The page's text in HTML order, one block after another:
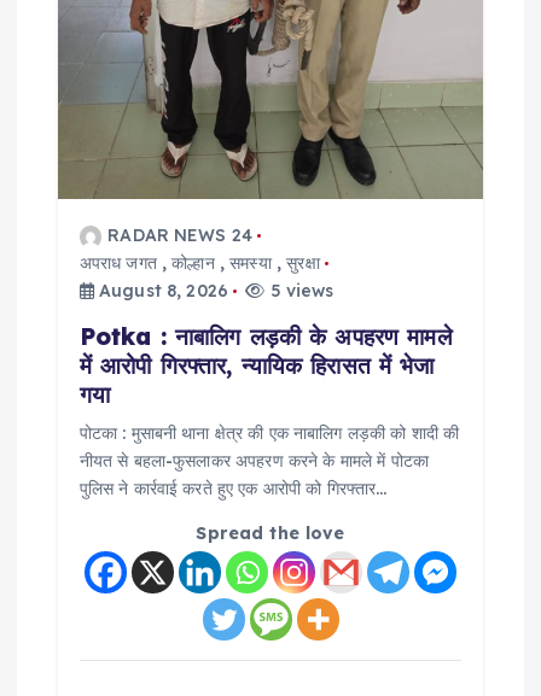
RADAR NEWS 24
अपराध जगत,कोल्हान,समस्या,सुरक्षा
August 8, 2026
5 views
Potka : नाबालिग लड़की के अपहरण मामले
में आरोपी गिरफ्तार, न्यायिक हिरासत में भेजा
गया
पोटका : मुसाबनी थाना क्षेत्र की एक नाबालिग लड़की को शादी की
नीयत से बहला-फुसलाकर अपहरण करने के मामले में पोटका
पुलिस ने कार्रवाई करते हुए एक आरोपी को गिरफ्तार…
Spread the love